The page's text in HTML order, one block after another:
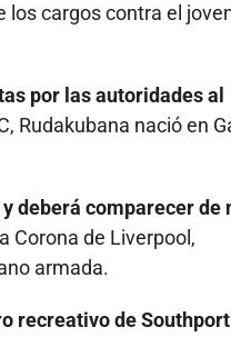
cargos contra el
por las autoridades al
Rudakubana nació en
deberá comparecer de
Corona de Liverpool,
armada.
recreativo de Southport